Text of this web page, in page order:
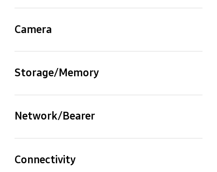
Size (Main_Display)
170.1mm (6.7" full
rectangle) / 165.5mm
Resolution (Main
Technology (Main
120 Hz
Camera
Rear Camera -
50.0 MP + 8.0 MP + 5.0
Rear Camera - F
Rear Camera - Auto
มี
Storage/Memory
Memory_(GB)
8
Storage (GB)
Available Storage (GB)
228.0
Network/Bearer
Number of SIM
Dual-SIM
SIM size
Connectivity